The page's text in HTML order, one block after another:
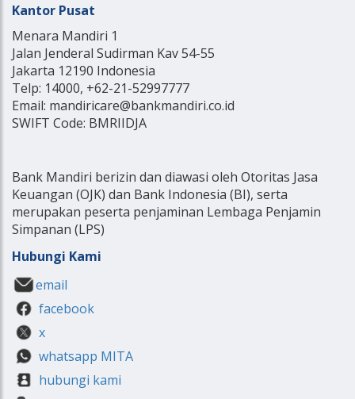
Kantor Pusat
Menara Mandiri 1
Jalan Jenderal Sudirman Kav 54-55
Jakarta 12190 Indonesia
Telp: 14000, +62-21-52997777
Email: mandiricare@bankmandiri.co.id
SWIFT Code: BMRIIDJA
Bank Mandiri berizin dan diawasi oleh Otoritas Jasa
Keuangan (OJK) dan Bank Indonesia (BI), serta
merupakan peserta penjaminan Lembaga Penjamin
Simpanan (LPS)
Hubungi Kami
email
facebook
x
whatsapp MITA
hubungi kami